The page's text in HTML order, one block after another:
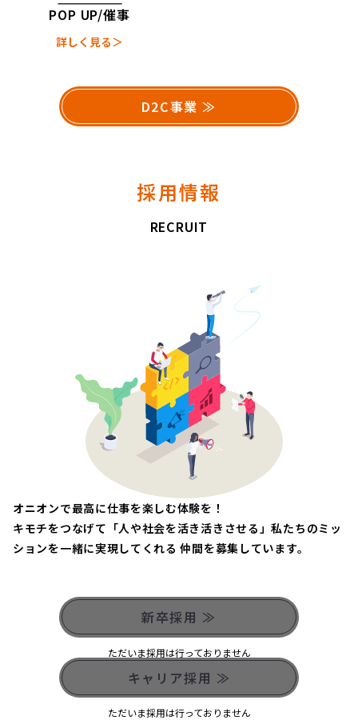
POP UP/催事
詳しく見る＞
D2C事業 ≫
採用情報
RECRUIT
オニオンで最高に仕事を楽しむ体験を！
キモチをつなげて「人や社会を活き活きさせる」私たちのミッ
ションを一緒に実現してくれる 仲間を募集しています。
新卒採用 ≫
ただいま採用は行っておりません
キャリア採用 ≫
ただいま採用は行っておりません